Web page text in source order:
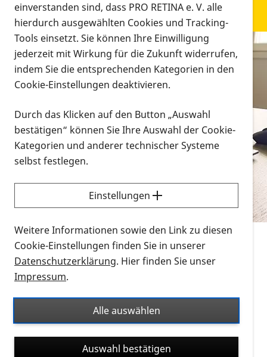
Infomaterial
Infomaterial
Vorlesen
Alle Infomaterialien in verschiedenen
Formaten an einem Ort
Sie möchten wissen, wie Sie nach Infonmaterial
suchen und dieses bestellen bzw. herunterladen
können? Schauen Sie sich dieErklärvideos zum
Thema Infomaterial auf der PRO RETINA-Website
für blinde und sehbehinderte Menschen an.
Auf dieser Seite finden Sie sämtliches Infomaterial
Ort. Nutzen Sie den Formatfilter, um ausschließlich
nach Flyern und Broschüren, Audios oder Videos zu
suchen. Die meisten Flyer und Broschüren werden in
verschiedenen Formaten angeboten: zur
einverstanden sind, dass PRO RETINA e. V. alle
hierdurch ausgewählten Cookies und Tracking-
Tools einsetzt. Sie können Ihre Einwilligung
jederzeit mit Wirkung für die Zukunft widerrufen,
indem Sie die entsprechenden Kategorien in den
Cookie-Einstellungen deaktivieren.
Durch das Klicken auf den Button „Auswahl
bestätigen“ können Sie Ihre Auswahl der Cookie-
Kategorien und anderer technischer Systeme
selbst festlegen.
Einstellungen
Weitere Informationen sowie den Link zu diesen
Cookie-Einstellungen finden Sie in unserer
Datenschutzerklärung. Hier finden Sie unser
Impressum.
Alle auswählen
Auswahl bestätigen